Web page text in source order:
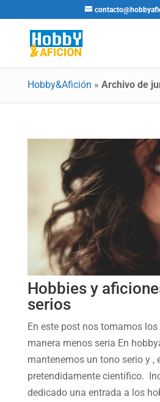
Hobby&Afición » Archivo de
Hobbies y
serios
En este post nos tomamos
manera menos seria En
mantenemos un tono serio y ,
pretendidamente científico.
dedicado una entrada a los